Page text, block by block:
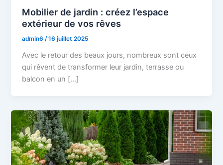
Mobilier de jardin : créez l’espace
extérieur de vos rêves
admin6/16 juillet 2025
Avec le retour des beaux jours, nombreux sont ceux
qui rêvent de transformer leur jardin, terrasse ou
balcon en un […]